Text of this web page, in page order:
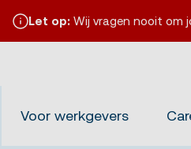
Let op: Wij vragen nooit om
Voor werkgevers